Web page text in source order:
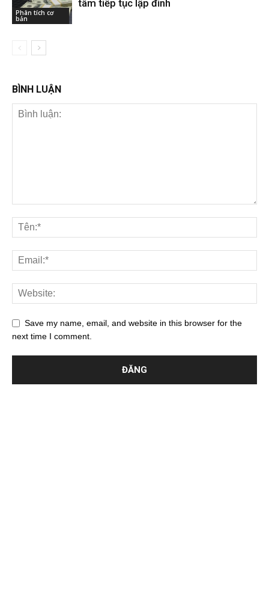
Phân tích cơ
bản
tâm tiếp tục lập đỉnh
BÌNH LUẬN
Save my name, email, and website in this browser for the
next time I comment.